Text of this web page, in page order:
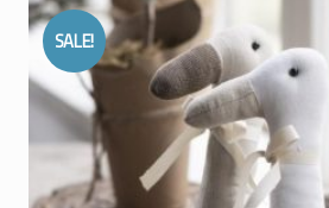
SALE!